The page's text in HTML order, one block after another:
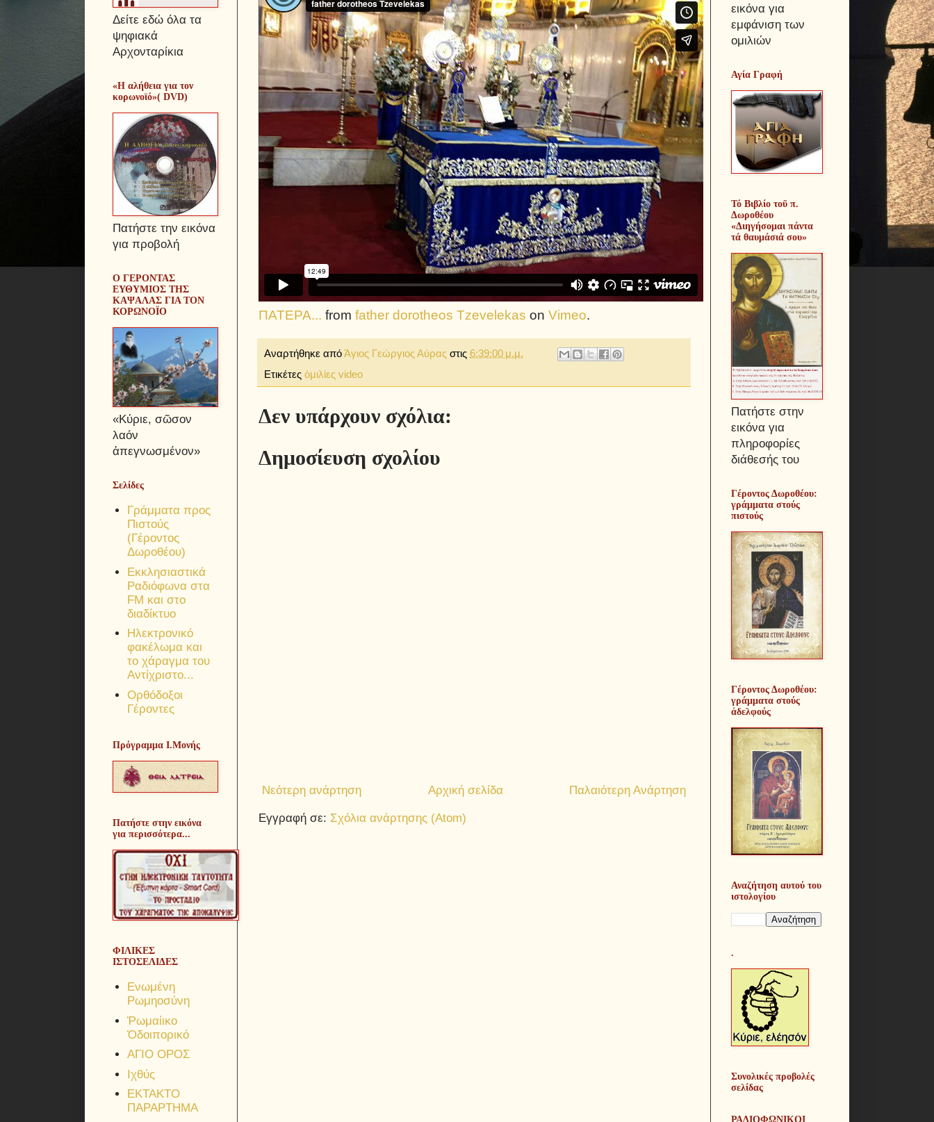
ΠΑΤΕΡΑ... from father dorotheos Tzevelekas on Vimeo.
Αναρτήθηκε απόΆγιος Γεώργιος Αύρας στις 6:39:00 μ.μ.
Ετικέτες ὁμιλίες video
Δεν υπάρχουν σχόλια:
Δημοσίευση σχολίου
Νεότερη ανάρτηση Παλαιότερη Ανάρτηση
Αρχική σελίδα
Εγγραφή σε: Σχόλια ανάρτησης (Atom)
Δείτε εδώ όλα τα
ψηφιακά
Αρχονταρίκια
«Η αλήθεια για τον
κορωνοϊό»( DVD)
Πατήστε την εικόνα
για προβολή
Ο ΓΕΡΟΝΤΑΣ
ΕΥΘΥΜΙΟΣ ΤΗΣ
ΚΑΨΑΛΑΣ ΓΙΑ ΤΟΝ
ΚΟΡΩΝΟΪΟ
«Κύριε, σῶσον
λαόν
ἀπεγνωσμένον»
Σελίδες
Γράμματα προς
Πιστούς
(Γέροντος
Δωροθέου)
Εκκλησιαστικά
Ραδιόφωνα στα
FM και στο
διαδίκτυο
Ηλεκτρονικό
φακέλωμα και
το χάραγμα του
Αντίχριστο...
Ορθόδοξοι
Γέροντες
Πρόγραμμα Ι.Μονής
Πατήστε στην εικόνα
για περισσότερα...
ΦΙΛΙΚΕΣ
ΙΣΤΟΣΕΛΙΔΕΣ
Ενωμένη
Ρωμηοσύνη
Ῥωμαίικο
Ὁδοιπορικό
ΑΓΙΟ ΟΡΟΣ
Ιχθύς
ΕΚΤΑΚΤΟ
ΠΑΡΑΡΤΗΜΑ
εικόνα για
εμφάνιση των
ομιλιών
Αγία Γραφή
Τό Βιβλίο τοῦ π.
Δωροθέου
«Διηγήσομαι πάντα
τά θαυμάσιά σου»
Πατήστε στην
εικόνα για
πληροφορίες
διάθεσής του
Γέροντος Δωροθέου:
γράμματα στούς
πιστούς
Γέροντος Δωροθέου:
γράμματα στούς
ἀδελφούς
Αναζήτηση αυτού του
ιστολογίου
.
Συνολικές προβολές
σελίδας
ΡΑΔΙΟΦΩΝIKOI